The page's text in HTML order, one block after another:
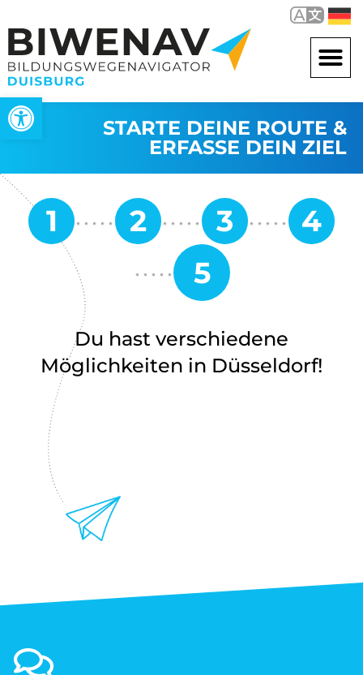
Werkzeugleiste öffnen
STARTE DEINE ROUTE &
ERFASSE DEIN ZIEL
Du hast verschiedene
Möglichkeiten in Düsseldorf!